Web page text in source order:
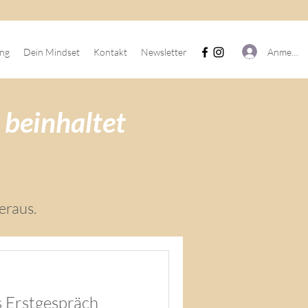
Dein Mindset Kontakt Newsletter
beinhaltet
Erstgespräch